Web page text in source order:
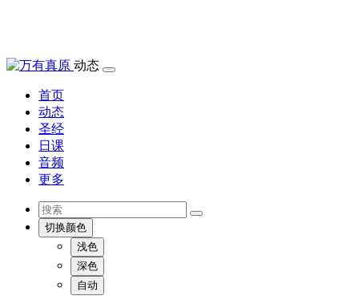
动态
首页
动态
圣经
日课
音频
更多
切换颜色
浅色
深色
自动